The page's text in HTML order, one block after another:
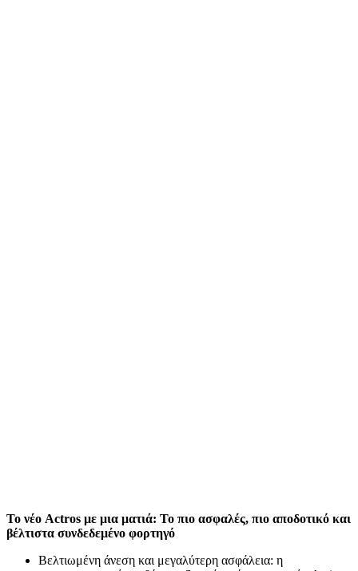
Το νέο Actros με μια ματιά: Το πιο ασφαλές, πιο αποδοτικό και
βέλτιστα συνδεδεμένο φορτηγό
Βελτιωμένη άνεση και μεγαλύτερη ασφάλεια: η